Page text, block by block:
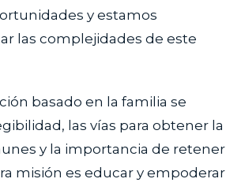
y estamos
las complejidades de este
basado en la familia se
las vías para obtener la
y la importancia de retener
misión es educar y empoderar